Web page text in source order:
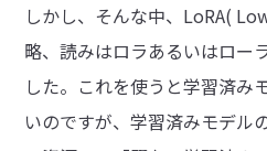
しかし、そんな中、LoRA(
略、読みはロラあるいはロー
した。これを使うと学習済み
いのですが、学習済みモデル